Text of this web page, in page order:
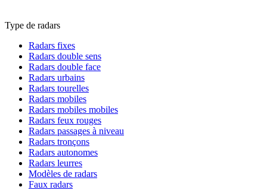
Type de radars
Radars fixes
Radars double sens
Radars double face
Radars urbains
Radars tourelles
Radars mobiles
Radars mobiles mobiles
Radars feux rouges
Radars passages à niveau
Radars tronçons
Radars autonomes
Radars leurres
Modèles de radars
Faux radars